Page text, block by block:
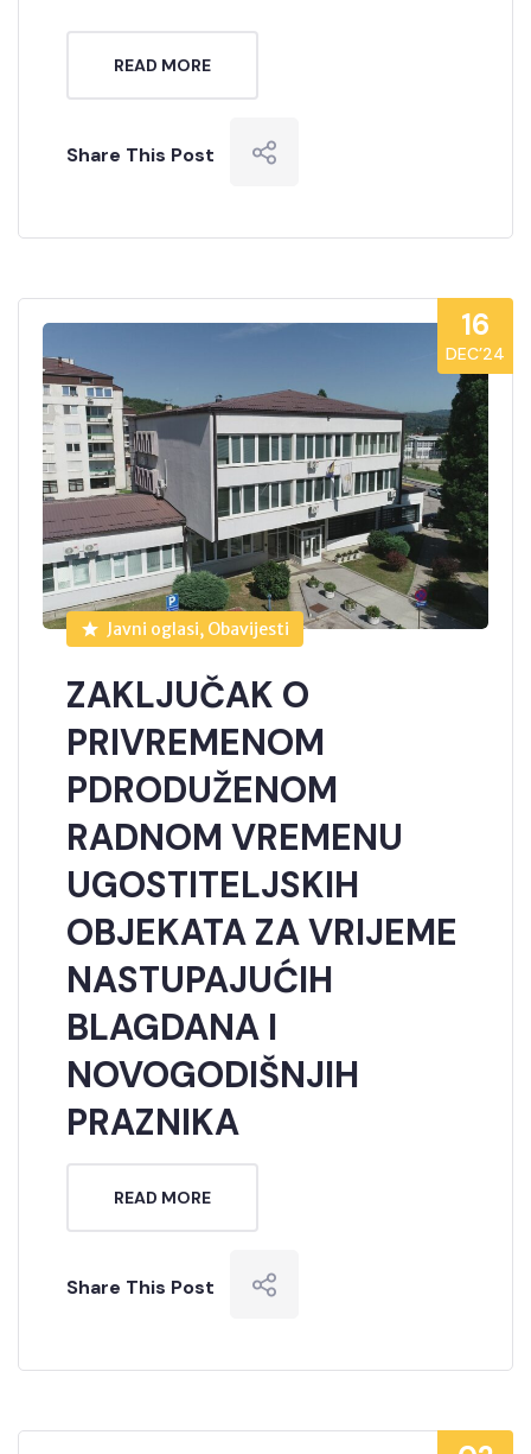
READ MORE
Share This Post
16
DEC’24
Javni oglasi, Obavijesti
ZAKLJUČAK O
PRIVREMENOM
PDRODUŽENOM
RADNOM VREMENU
UGOSTITELJSKIH
OBJEKATA ZA VRIJEME
NASTUPAJUĆIH
BLAGDANA I
NOVOGODIŠNJIH
PRAZNIKA
READ MORE
Share This Post